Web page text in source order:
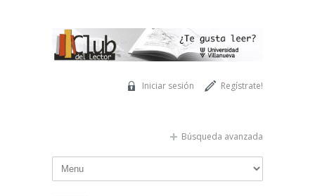
Regístrate!
Iniciar sesión
Búsqueda avanzada